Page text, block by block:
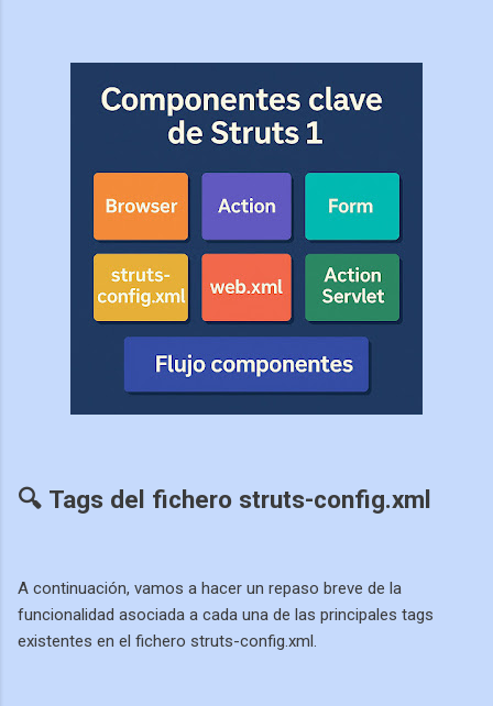
🔍 Tags del fichero struts-config.xml
A continuación, vamos a hacer un repaso breve de la
funcionalidad asociada a cada una de las principales tags
existentes en el fichero struts-config.xml.